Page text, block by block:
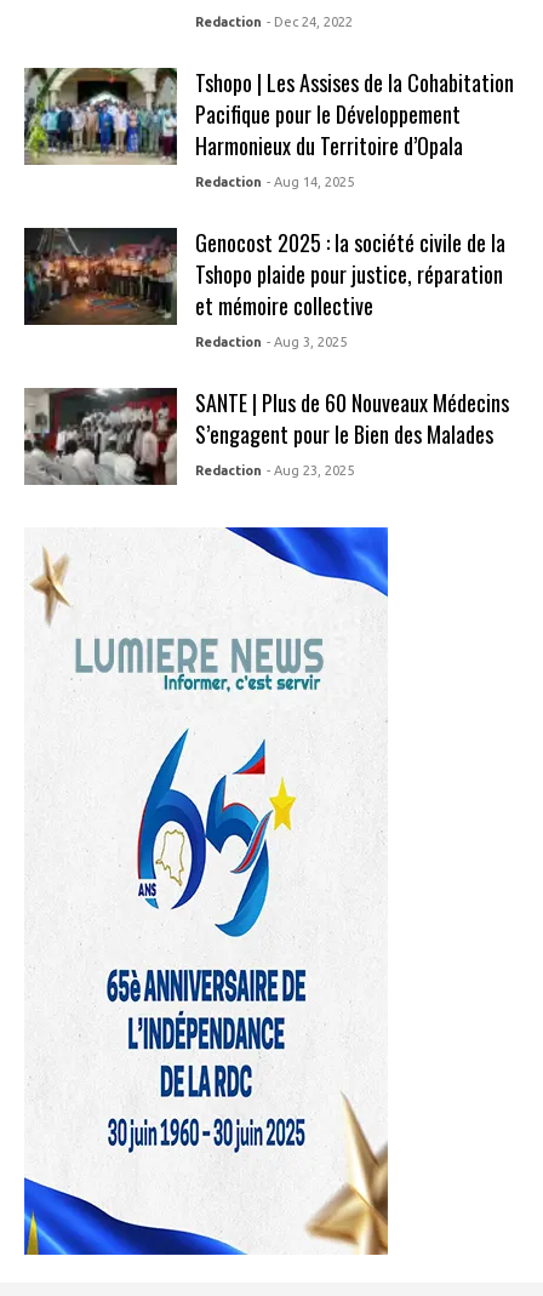
Redaction - Dec 24, 2022
Tshopo | Les Assises de la Cohabitation
Pacifique pour le Développement
Harmonieux du Territoire d’Opala
Redaction - Aug 14, 2025
Genocost 2025 : la société civile de la
Tshopo plaide pour justice, réparation
et mémoire collective
Redaction - Aug 3, 2025
SANTE | Plus de 60 Nouveaux Médecins
S’engagent pour le Bien des Malades
Redaction - Aug 23, 2025